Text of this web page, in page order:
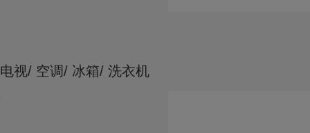
电视/ 空调/ 冰箱/ 洗衣机